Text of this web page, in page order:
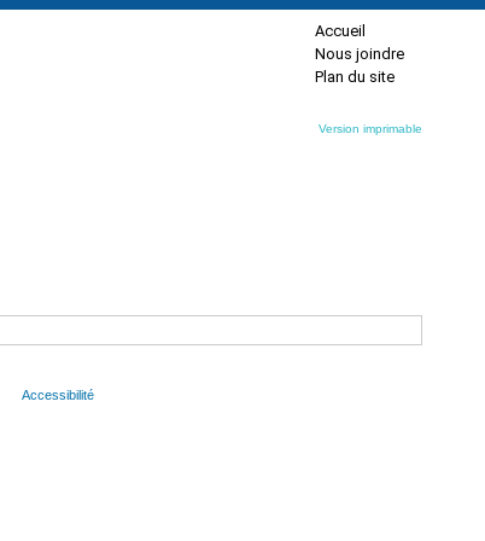
Accueil
Nous joindre
Plan du site
Version imprimable
Accessibilité